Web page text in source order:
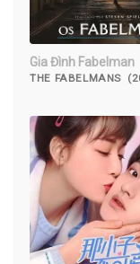
Gia Đình Fabelman
THE FABELMANS